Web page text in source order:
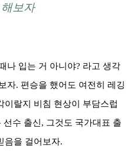
보자
나 입는 거 아니야? 라고 생각
자. 편승을 했어도 여전히 레깅
이랄지 비침 현상이 부담스럽
수 출신, 그것도 국가대표 출
음을 걸어보자.